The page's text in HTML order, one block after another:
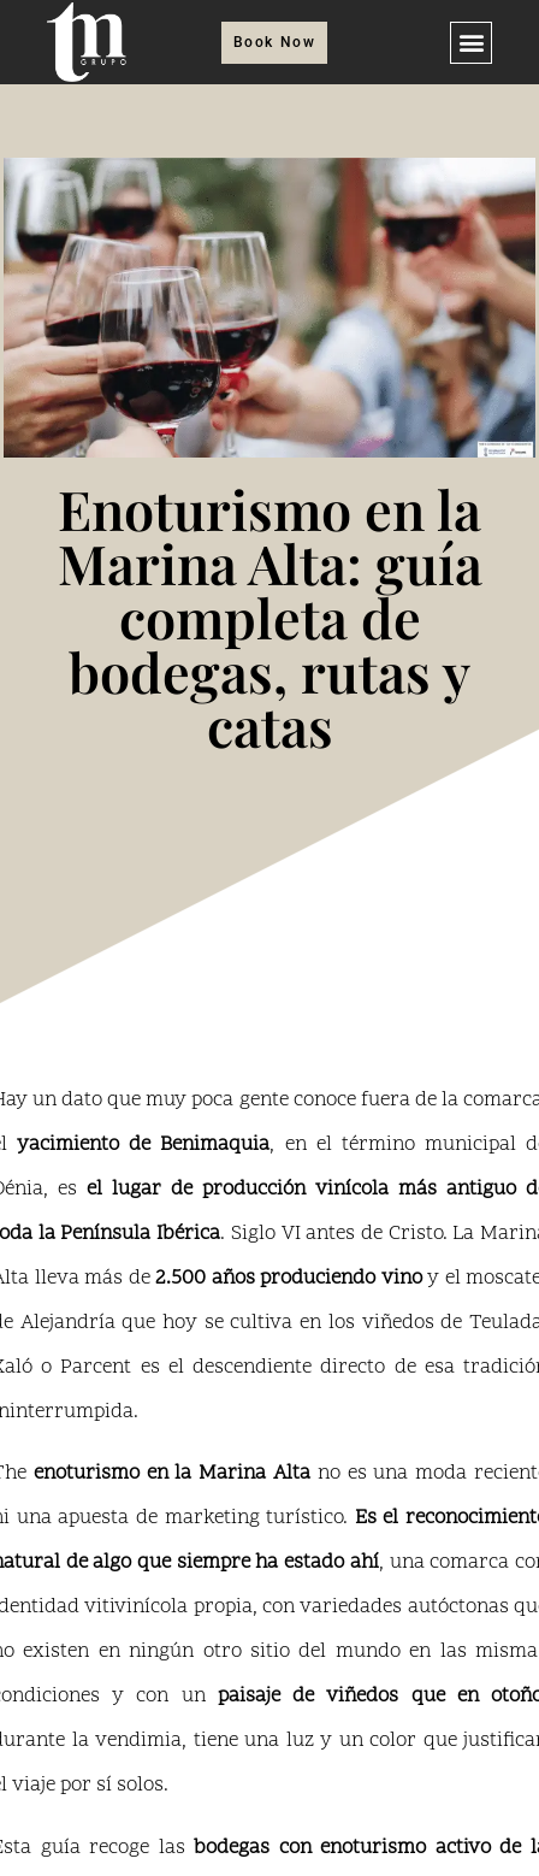
Book Now
Enoturismo en la
Marina Alta: guía
completa de
bodegas, rutas y
catas
un dato que muy poca gente conoce fuera de la
yacimiento de Benimaquia, en el término municipal
es el lugar de producción vinícola más antiguo
la Península Ibérica. Siglo VI antes de Cristo. La
lleva más de2.500 años produciendo vinoy el
Alejandría que hoy se cultiva en los viñedos de
o Parcent es el descendiente directo de esa
enoturismo en la Marina Altano es una moda
una apuesta de marketing turístico. Es el
de algo que siempre ha estado ahí, una comarca
vitivinícola propia, con variedades autóctonas
existen en ningún otro sitio del mundo en las
y con un paisaje de viñedos que en
la vendimia, tiene una luz y un color que
viaje por sí solos.
guía recoge lasbodegas con enoturismo activo de